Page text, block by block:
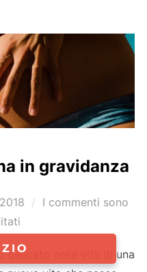
in gravidanza
I commenti sono
delicato nella vita di una